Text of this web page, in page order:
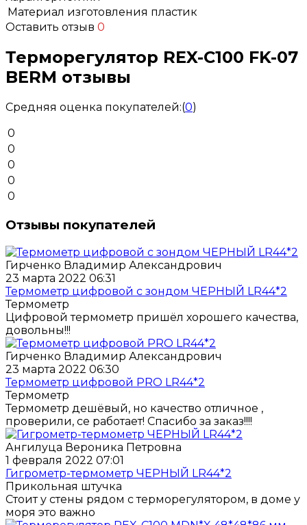
Материал изготовления пластик
Оставить отзыв 0
Терморегулятор REX-C100 FK-07
BERM отзывы
Средняя оценка покупателей:(0)
0
0
0
0
0
Отзывы покупателей
Гирченко Владимир Александрович
23 марта 2022 06:31
Термометр цифровой с зондом ЧЕРНЫЙ LR44*2
Термометр
Цифровой термометр пришёл хорошего качества,
довольны!!!
Гирченко Владимир Александрович
23 марта 2022 06:30
Термометр цифровой PRO LR44*2
Термометр
Термометр дешёвый, но качество отличное ,
проверили, се работает! Спасибо за заказ!!!!
Ангилуца Вероника Петровна
1 февраля 2022 07:01
Гигрометр-термометр ЧЕРНЫЙ LR44*2
Прикольная штучка
Стоит у стены рядом с терморегулятором, в доме у
моря это важно